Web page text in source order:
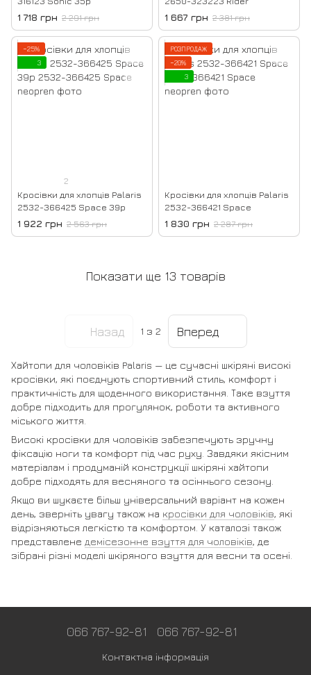
1 718 грн 2 291 грн 1 667 грн 2 381 грн
−25%
3
2
Кросівки для хлопців Palaris
2532-366425 Space 39р
1 922 грн 2 563 грн
РОЗПРОДАЖ
−20%
3
Кросівки для хлопців Palaris
2532-366421 Space
1 830 грн 2 287 грн
Показати ще 13 товарів
Назад 1 з 2 Вперед
Хайтопи для чоловіків Palaris — це сучасні шкіряні високі
кросівки, які поєднують спортивний стиль, комфорт і
практичність для щоденного використання. Таке взуття
добре підходить для прогулянок, роботи та активного
міського життя.
Високі кросівки для чоловіків забезпечують зручну
фіксацію ноги та комфорт під час руху. Завдяки якісним
матеріалам і продуманій конструкції шкіряні хайтопи
добре підходять для весняного та осіннього сезону.
Якщо ви шукаєте більш універсальний варіант на кожен
день, зверніть увагу також на кросівки для чоловіків, які
відрізняються легкістю та комфортом. У каталозі також
представлене демісезонне взуття для чоловіків, де
зібрані різні моделі шкіряного взуття для весни та осені.
066 767-92-81 066 767-92-81
Контактна інформація